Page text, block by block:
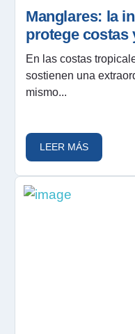
Manglares: la
protege costas
En las costas
sostienen una
mismo...
LEER MÁS